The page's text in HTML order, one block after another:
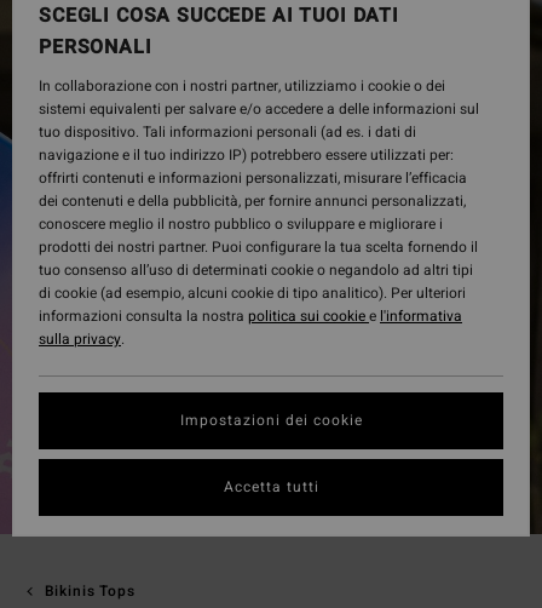
Bikinis Tops
SCEGLI COSA SUCCEDE AI TUOI DATI
PERSONALI
In collaborazione con i nostri partner, utilizziamo i cookie o dei
sistemi equivalenti per salvare e/o accedere a delle informazioni sul
tuo dispositivo. Tali informazioni personali (ad es. i dati di
navigazione e il tuo indirizzo IP) potrebbero essere utilizzati per:
offrirti contenuti e informazioni personalizzati, misurare l’efficacia
dei contenuti e della pubblicità, per fornire annunci personalizzati,
conoscere meglio il nostro pubblico o sviluppare e migliorare i
prodotti dei nostri partner. Puoi configurare la tua scelta fornendo il
tuo consenso all’uso di determinati cookie o negandolo ad altri tipi
di cookie (ad esempio, alcuni cookie di tipo analitico). Per ulteriori
informazioni consulta la nostra politica sui cookiee l'informativa
sulla privacy.
Impostazioni dei cookie
Accetta tutti